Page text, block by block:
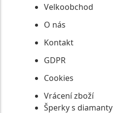
Velkoobchod
O nás
Kontakt
GDPR
Cookies
Vrácení zboží
Šperky s diamanty